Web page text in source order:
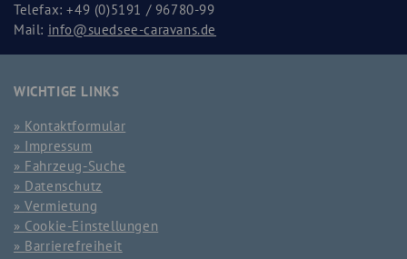
Telefax: +49 (0)5191 / 96780-99
Mail: info@suedsee-caravans.de
WICHTIGE LINKS
Kontaktformular
Impressum
Fahrzeug-Suche
Datenschutz
Vermietung
Cookie-Einstellungen
Barrierefreiheit